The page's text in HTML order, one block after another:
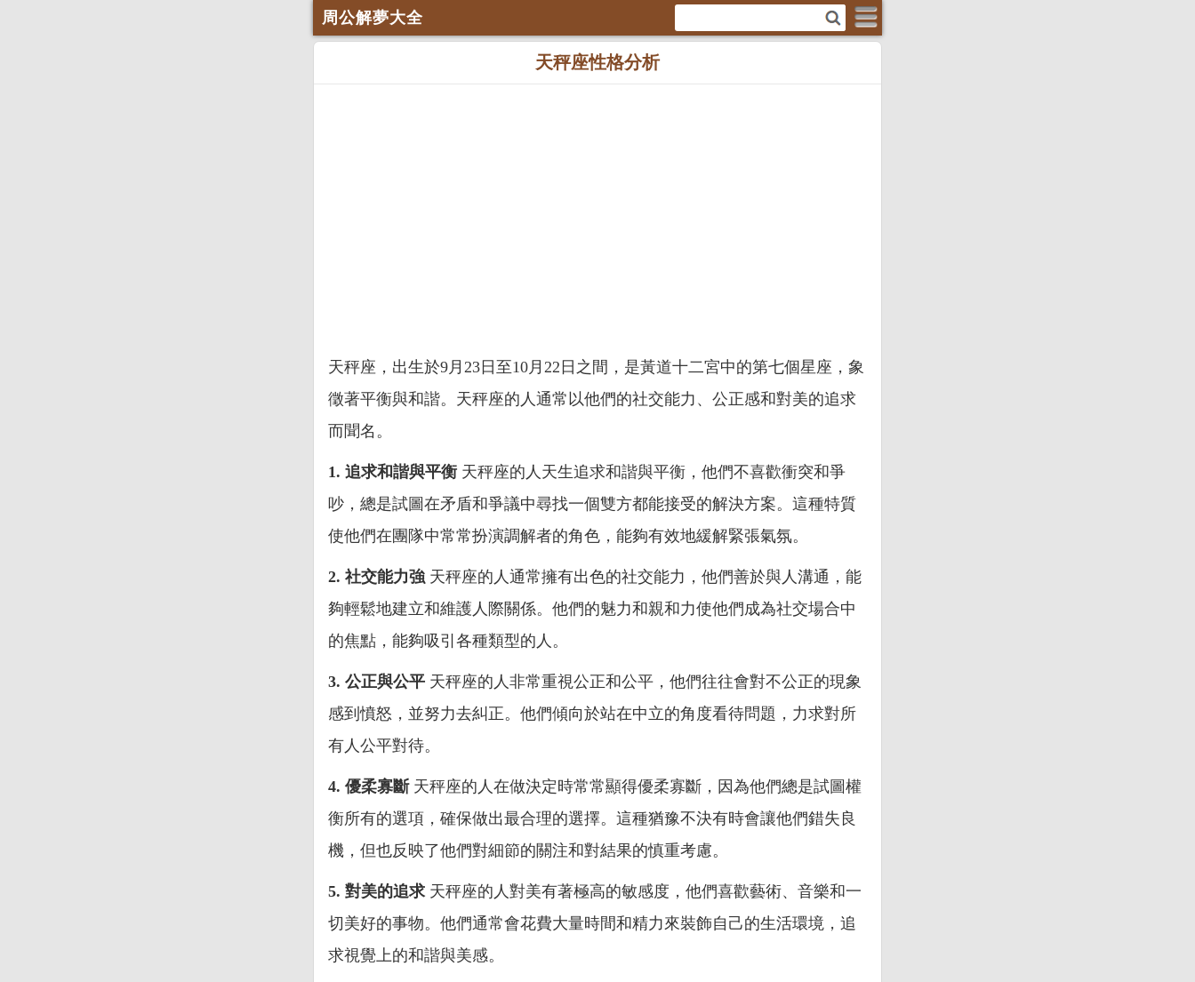
周公解夢大全
天秤座性格分析
天秤座，出生於9月23日至10月22日之間，是黃道十二宮中的第七個星座，象
徵著平衡與和諧。天秤座的人通常以他們的社交能力、公正感和對美的追求
而聞名。
1. 追求和諧與平衡 天秤座的人天生追求和諧與平衡，他們不喜歡衝突和爭
吵，總是試圖在矛盾和爭議中尋找一個雙方都能接受的解決方案。這種特質
使他們在團隊中常常扮演調解者的角色，能夠有效地緩解緊張氣氛。
2. 社交能力強 天秤座的人通常擁有出色的社交能力，他們善於與人溝通，能
夠輕鬆地建立和維護人際關係。他們的魅力和親和力使他們成為社交場合中
的焦點，能夠吸引各種類型的人。
3. 公正與公平 天秤座的人非常重視公正和公平，他們往往會對不公正的現象
感到憤怒，並努力去糾正。他們傾向於站在中立的角度看待問題，力求對所
有人公平對待。
4. 優柔寡斷天秤座的人在做決定時常常顯得優柔寡斷，因為他們總是試圖權
衡所有的選項，確保做出最合理的選擇。這種猶豫不決有時會讓他們錯失良
機，但也反映了他們對細節的關注和對結果的慎重考慮。
5. 對美的追求 天秤座的人對美有著極高的敏感度，他們喜歡藝術、音樂和一
切美好的事物。他們通常會花費大量時間和精力來裝飾自己的生活環境，追
求視覺上的和諧與美感。